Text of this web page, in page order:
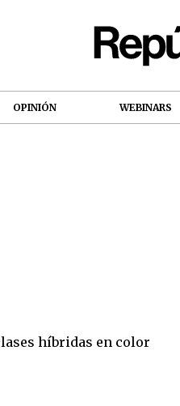
OPINIÓN WEBINARS